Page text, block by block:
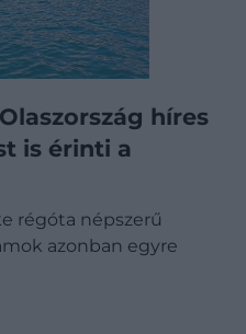
híres
is érinti a
régóta népszerű
azonban egyre